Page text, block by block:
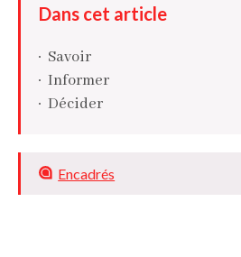
Dans cet article
Savoir
Informer
Décider
Encadrés